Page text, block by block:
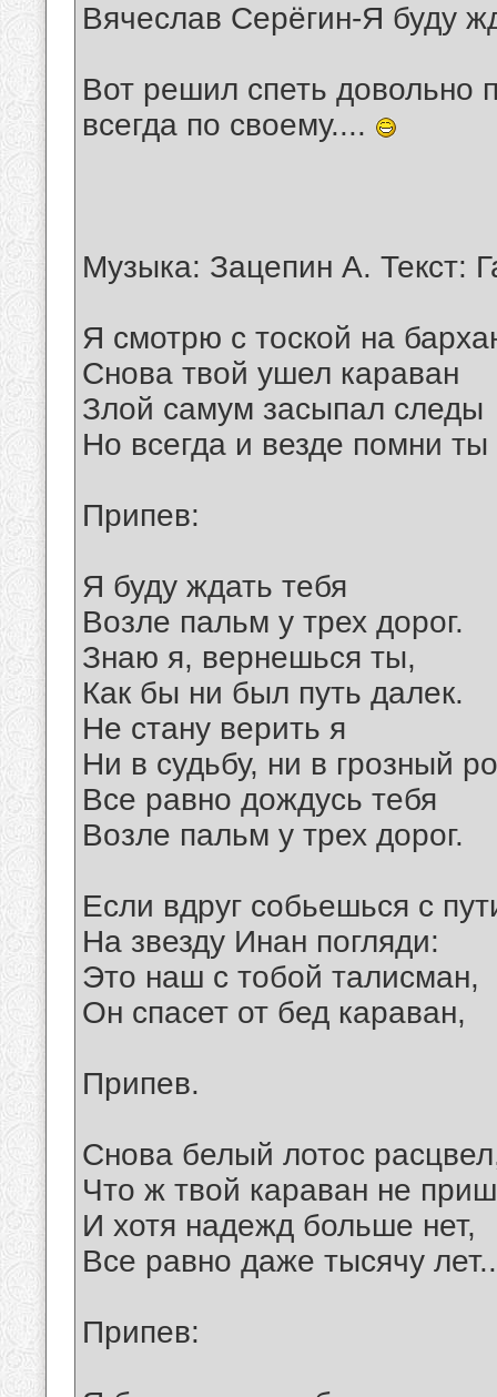
Вячеслав Серёгин-Я буду
Вот решил спеть довольно
всегда по своему....
Музыка: Зацепин А. Текст:
Я смотрю с тоской на
Снова твой ушел караван
Злой самум засыпал следы
Но всегда и везде помни ты
Припев:
Я буду ждать тебя
Возле пальм у трех дорог.
Знаю я, вернешься ты,
Как бы ни был путь далек.
Не стану верить я
Ни в судьбу, ни в грозный
Все равно дождусь тебя
Возле пальм у трех дорог.
Если вдруг собьешься с
На звезду Инан погляди:
Это наш с тобой талисман,
Он спасет от бед караван,
Припев.
Снова белый лотос
Что ж твой караван не
И хотя надежд больше нет,
Все равно даже тысячу
Припев: